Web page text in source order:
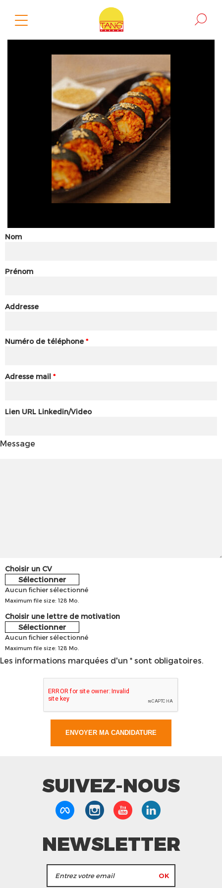
Nom
Prénom
Addresse
Numéro de téléphone *
Adresse mail *
Lien URL Linkedin/Video
Message
Choisir un CV
Sélectionner
Aucun fichier sélectionné
Maximum file size: 128 Mo.
Choisir une lettre de motivation
Sélectionner
Aucun fichier sélectionné
Maximum file size: 128 Mo.
Les informations marquées d'un * sont obligatoires.
SUIVEZ-NOUS
NEWSLETTER